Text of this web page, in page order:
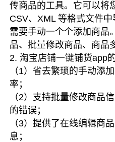
传商品的工具。它可以将
CSV、XML 等格式文件
需要手动一个个添加商品
品、批量修改商品、商品
2. 淘宝店铺一键铺货app
（1）省去繁琐的手动添
率；
（2）支持批量修改商品
的错误；
（3）提供了在线编辑商
息；